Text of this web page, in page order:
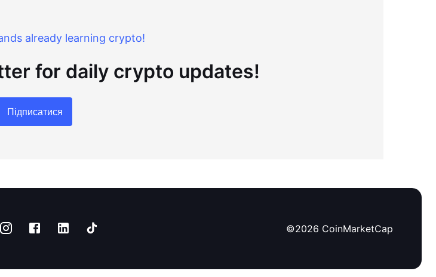
already learning crypto!
for daily crypto updates!
Підписатися
©2026 CoinMarketCap